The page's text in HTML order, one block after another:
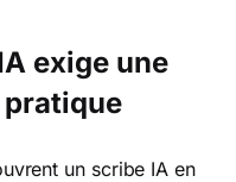
exige une
un scribe IA en